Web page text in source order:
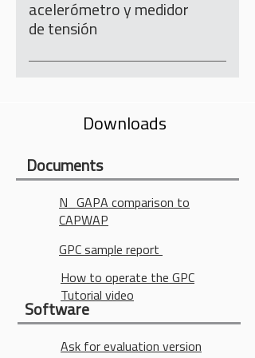
que CAPWAP)
transmite a través de WiFi a la
computadora que ejecuta el
acelerómetro y medidor
de tensión
Un solo pin para el acelerómetro y la
muestra dos (2) sensores con un
acelerómetros y dos galgas
extensométricas.
Downloads
Documents
N_GAPA comparison to
CAPWAP
GPC sample report
Software
How to operate the GPC
Tutorial video
Ask for evaluation version